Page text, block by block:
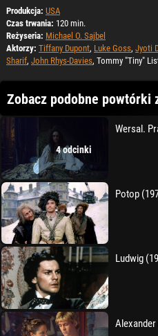
Produkcja: USA
Czas trwania: 120 min.
Reżyseria: Michael O. Sajbel
Aktorzy: Tiffany Dupont, Luke Goss, Jyoti
Sharif, John Rhys-Davies, Tommy "Tiny"
Zobacz podobne powtórki
4 odcinki
Wersal.
Potop
Ludwig
Alexander